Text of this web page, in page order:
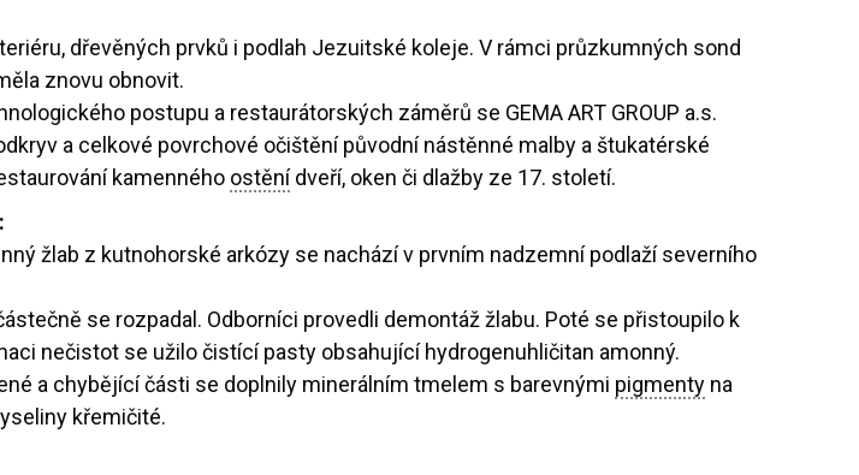
dřevěných prvků i podlah Jezuitské koleje. V rámci průzkumných sond
znovu obnovit.
postupu a restaurátorských záměrů se GEMA ART GROUP a.s.
a celkové povrchové očištění původní nástěnné malby a štukatérské
kamenného ostěnídveří, oken či dlažby ze 17. století.
žlab z kutnohorské arkózy se nachází v prvním nadzemní podlaží severního
se rozpadal. Odborníci provedli demontáž žlabu. Poté se přistoupilo k
nečistot se užilo čistící pasty obsahující hydrogenuhličitan amonný.
a chybějící části se doplnily minerálním tmelem s barevnými pigmenty na
křemičité.